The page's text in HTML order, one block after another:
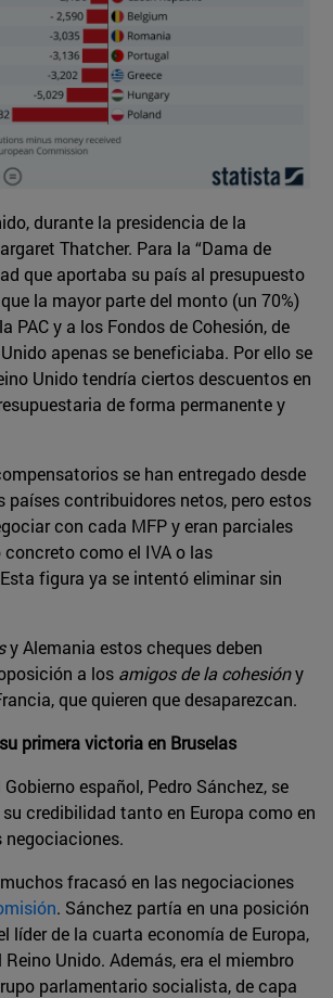
durante la presidencia de la
Thatcher. Para la “Dama de
que aportaba su país al presupuesto
la mayor parte del monto (un 70%)
PAC y a los Fondos de Cohesión, de
apenas se beneficiaba. Por ello se
Unido tendría ciertos descuentos en
de forma permanente y
se han entregado desde
países contribuidores netos, pero estos
con cada MFP y eran parciales
como el IVA o las
figura ya se intentó eliminar sin
y Alemania estos cheques deben
a los amigos de la cohesióny
que quieren que desaparezcan.
primera victoria en Bruselas
español, Pedro Sánchez, se
credibilidad tanto en Europa como en
negociaciones.
fracasó en las negociaciones
. Sánchez partía en una posición
líder de la cuarta economía de Europa,
Unido. Además, era el miembro
parlamentario socialista, de capa